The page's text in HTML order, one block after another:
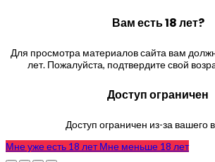
Вам есть 18 лет?
Для просмотра материалов сайта вам
лет. Пожалуйста, подтвердите свой
Доступ ограничен
Доступ ограничен из-за вашего
Мне уже есть 18 летМне меньше 18 лет